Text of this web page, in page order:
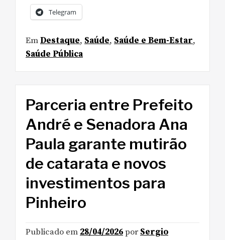
Telegram
EmDestaque, Saúde, Saúde e Bem-Estar,
Saúde Pública
Parceria entre Prefeito
André e Senadora Ana
Paula garante mutirão
de catarata e novos
investimentos para
Pinheiro
Publicado em 28/04/2026por Sergio